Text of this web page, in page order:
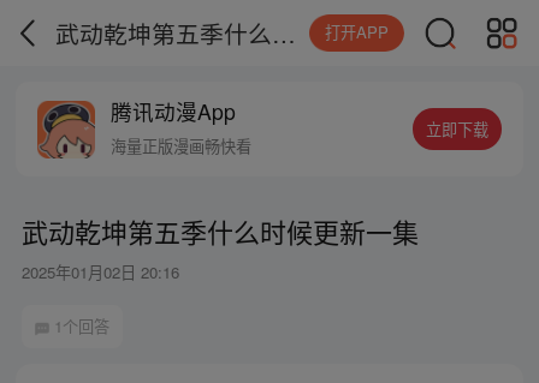
武动乾坤第五季什么时候更新一集 打开APP
腾讯动漫App
海量正版漫画畅快看
立即下载
武动乾坤第五季什么时候更新一集
2025年01月02日 20:16
1个回答